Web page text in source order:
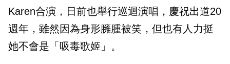
Karen合演，日前也舉行巡迴演唱，慶祝出道20
週年，雖然因為身形臃腫被笑，但也有人力挺
她不會是「吸毒歌姬」。